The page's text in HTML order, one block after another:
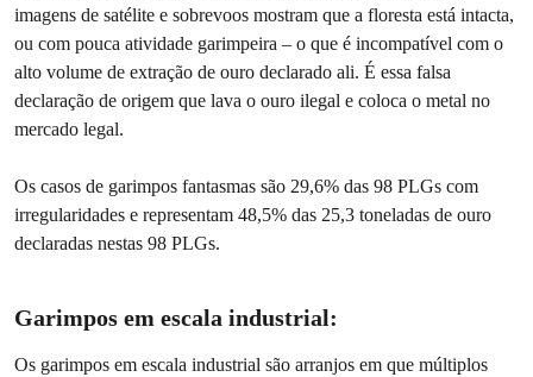
imagens de satélite e sobrevoos mostram que a floresta está intacta,
ou com pouca atividade garimpeira – o que é incompatível com o
alto volume de extração de ouro declarado ali. É essa falsa
declaração de origem que lava o ouro ilegal e coloca o metal no
mercado legal.
Os casos de garimpos fantasmas são 29,6% das 98 PLGs com
irregularidades e representam 48,5% das 25,3 toneladas de ouro
declaradas nestas 98 PLGs.
Garimpos em escala industrial:
Os garimpos em escala industrial são arranjos em que múltiplos